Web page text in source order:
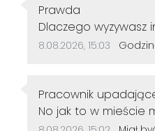
Autor komentarza:
Prawda
Treść komentarza:
Dlaczego wyzywasz
jesteś tępy. Życzę
Data dodania
8.08.2026, 15:03 Godzina „W” w
Autor komentarza:
Pracownik
Treść komentarza:
No jak to w mieście